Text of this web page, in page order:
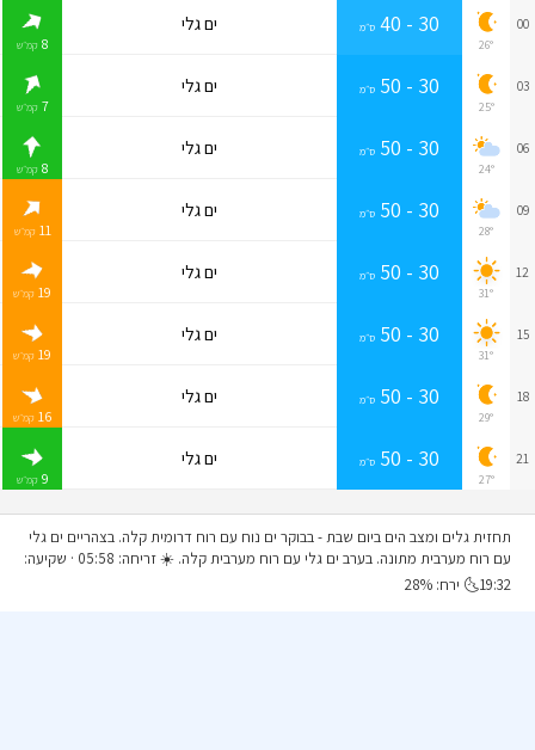
00
26°
30 - 40 ס״מ ים גלי
8 קמ״ש
03
25°
30 - 50 ס״מ ים גלי
7 קמ״ש
06
24°
30 - 50 ס״מ ים גלי
8 קמ״ש
09
28°
30 - 50 ס״מ ים גלי
11 קמ״ש
12
31°
30 - 50 ס״מ ים גלי
19 קמ״ש
15
31°
30 - 50 ס״מ ים גלי
19 קמ״ש
18
29°
30 - 50 ס״מ ים גלי
16 קמ״ש
21
27°
30 - 50 ס״מ ים גלי
9 קמ״ש
תחזית גלים ומצב הים ביום שבת- בבוקר ים נוח עם רוח דרומית קלה. בצהריים ים גלי
עם רוח מערבית מתונה. בערב ים גלי עם רוח מערבית קלה. ☀️ זריחה: 05:58 · שקיעה:
19:32🌜 ירח: 28%